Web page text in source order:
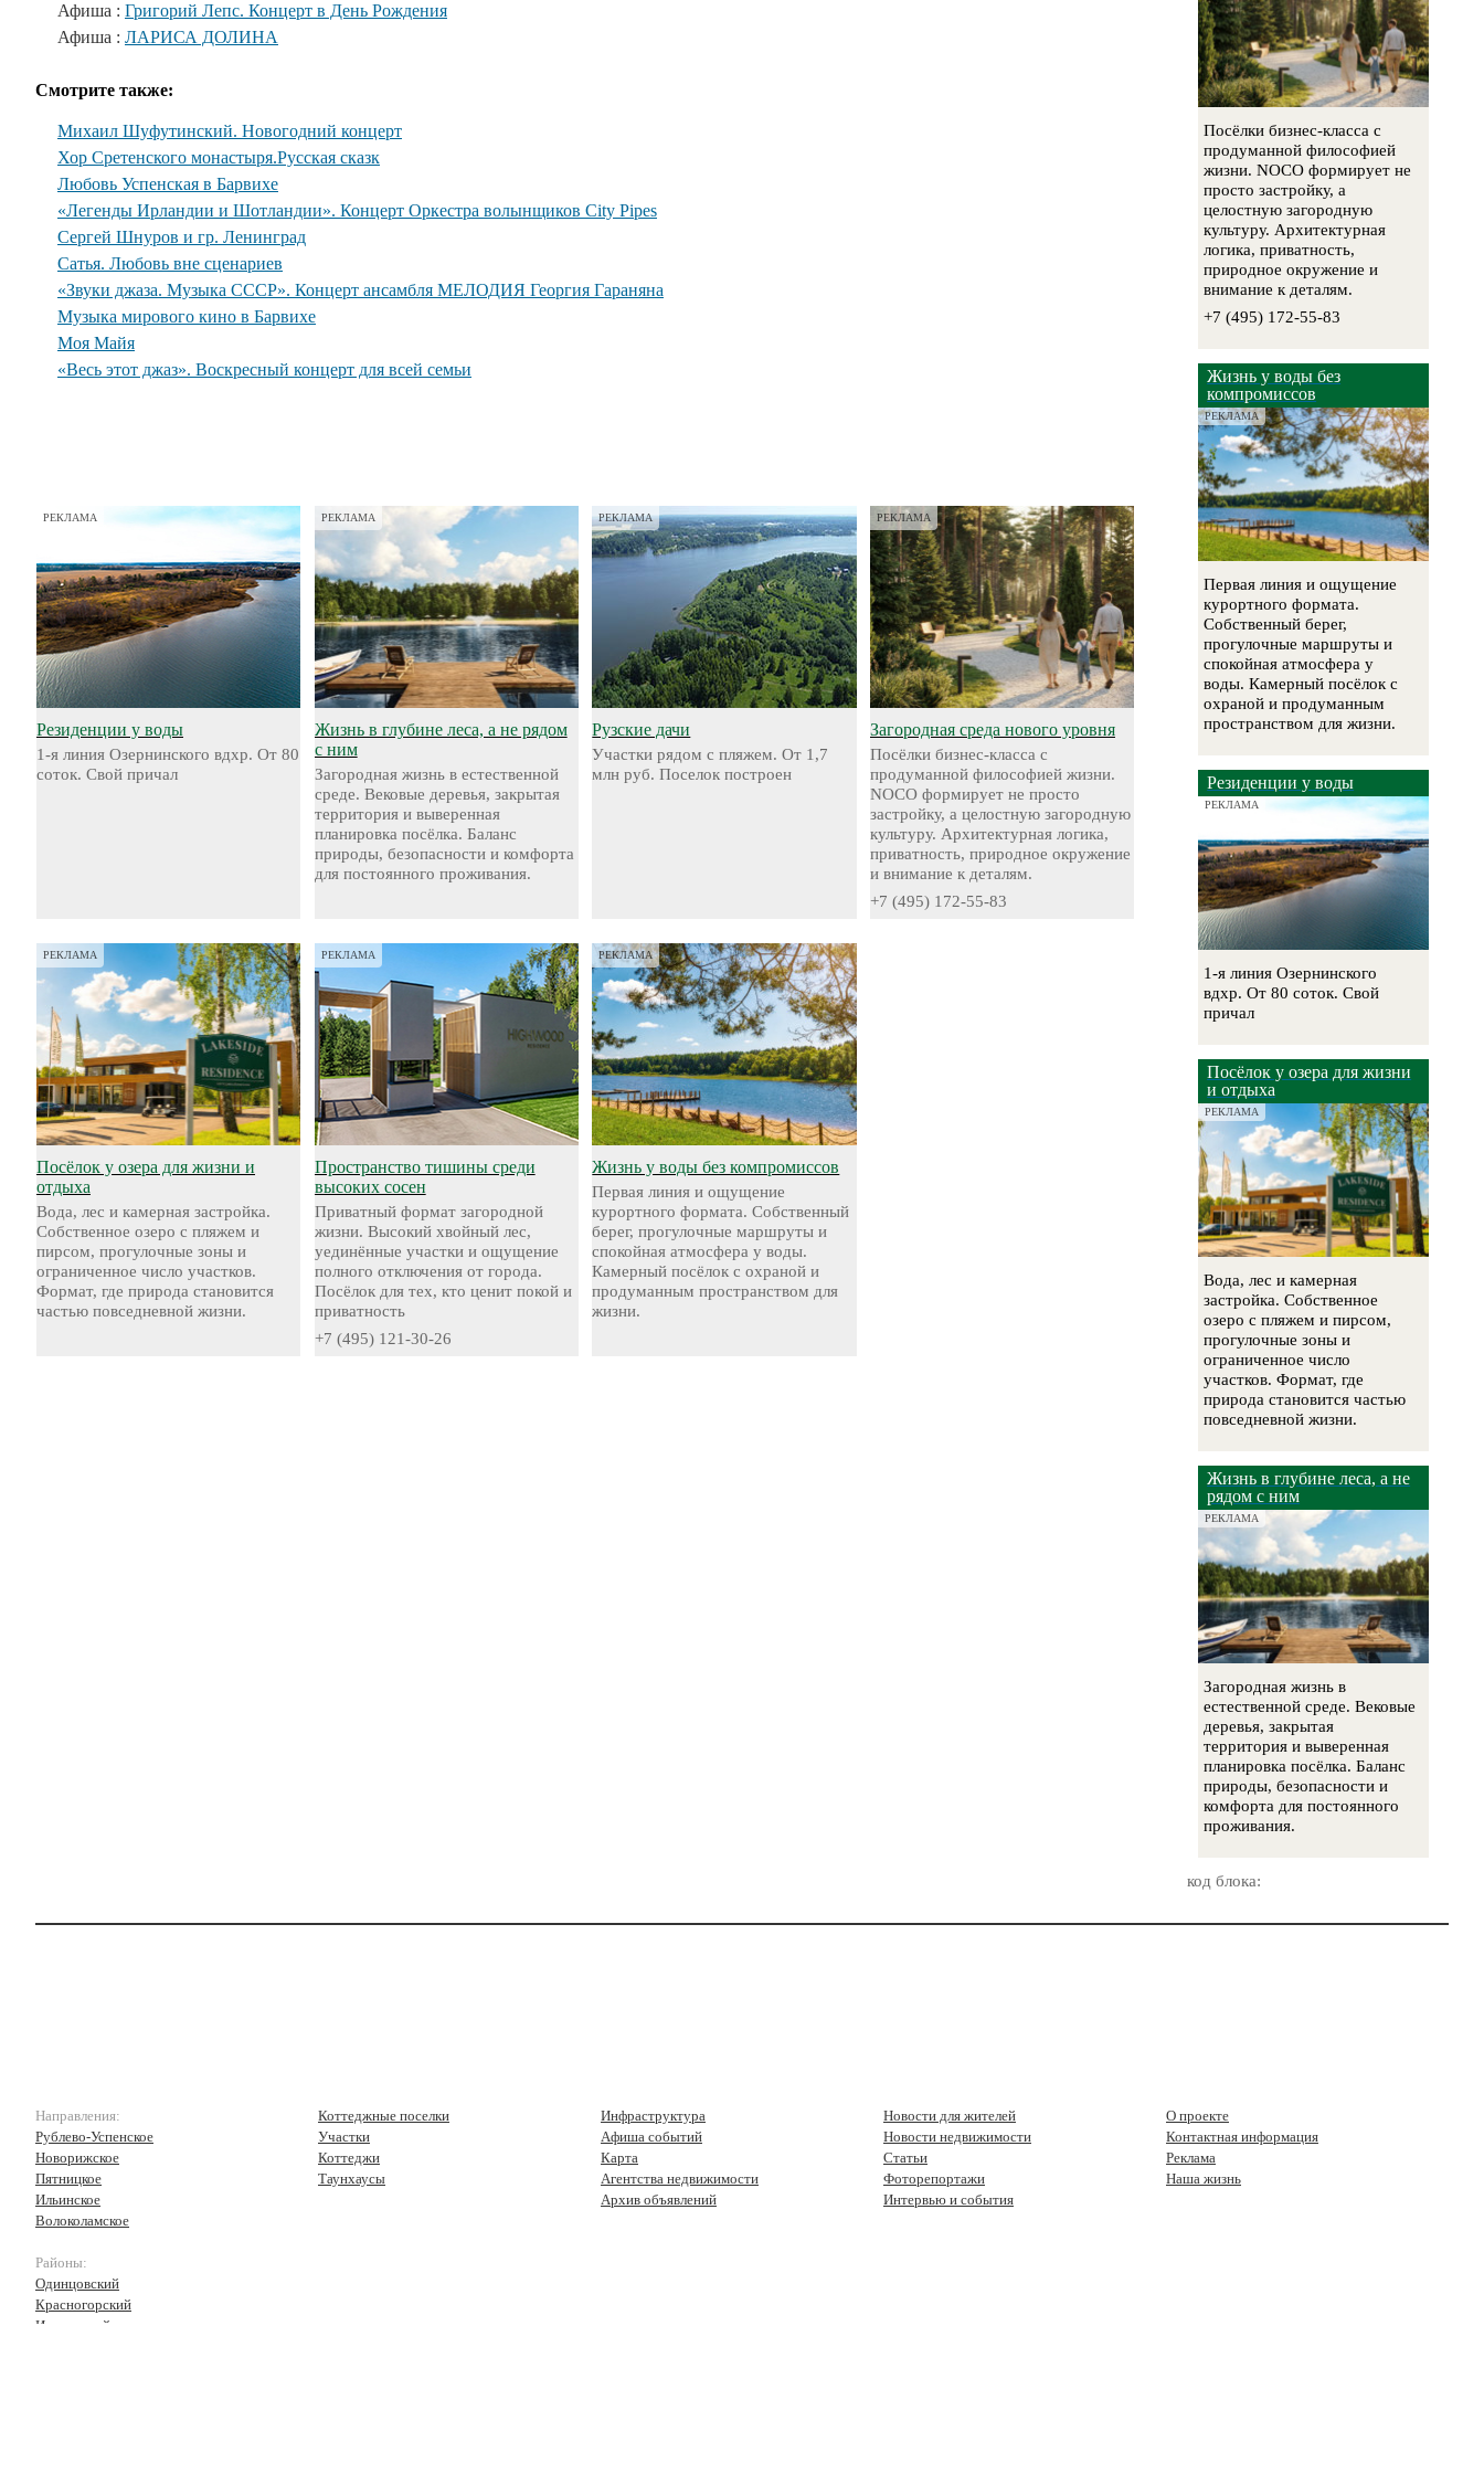
Афиша : Григорий Лепс. Концерт в День Рождения
Афиша : ЛАРИСА ДОЛИНА
Смотрите также:
Михаил Шуфутинский. Новогодний концерт
Хор Сретенского монастыря.Русская сказк
Любовь Успенская в Барвихе
«Легенды Ирландии и Шотландии». Концерт Оркестра волынщиков City Pipes
Сергей Шнуров и гр. Ленинград
Сатья. Любовь вне сценариев
«Звуки джаза. Музыка СССР». Концерт ансамбля МЕЛОДИЯ Георгия Гараняна
Музыка мирового кино в Барвихе
Моя Майя
«Весь этот джаз». Воскресный концерт для всей семьи
РЕКЛАМА
Резиденции у воды
1-я линия Озернинского вдхр. От 80
соток. Свой причал
РЕКЛАМА
Жизнь в глубине леса, а не рядом
с ним
Загородная жизнь в естественной
среде. Вековые деревья, закрытая
территория и выверенная
планировка посёлка. Баланс
природы, безопасности и комфорта
для постоянного проживания.
РЕКЛАМА
Рузские дачи
Участки рядом с пляжем. От 1,7
млн руб. Поселок построен
РЕКЛАМА
Загородная среда нового уровня
Посёлки бизнес-класса с
продуманной философией жизни.
NOCO формирует не просто
застройку, а целостную загородную
культуру. Архитектурная логика,
приватность, природное окружение
и внимание к деталям.
+7 (495) 172-55-83
РЕКЛАМА
Посёлок у озера для жизни и
отдыха
Вода, лес и камерная застройка.
Собственное озеро с пляжем и
пирсом, прогулочные зоны и
ограниченное число участков.
Формат, где природа становится
частью повседневной жизни.
РЕКЛАМА
Пространство тишины среди
высоких сосен
Приватный формат загородной
жизни. Высокий хвойный лес,
уединённые участки и ощущение
полного отключения от города.
Посёлок для тех, кто ценит покой и
приватность
+7 (495) 121-30-26
РЕКЛАМА
Жизнь у воды без компромиссов
Первая линия и ощущение
курортного формата. Собственный
берег, прогулочные маршруты и
спокойная атмосфера у воды.
Камерный посёлок с охраной и
продуманным пространством для
жизни.
Посёлки бизнес-класса с
продуманной философией
жизни. NOCO формирует не
просто застройку, а
целостную загородную
культуру. Архитектурная
логика, приватность,
природное окружение и
внимание к деталям.
+7 (495) 172-55-83
Жизнь у воды без
компромиссов
РЕКЛАМА
Первая линия и ощущение
курортного формата.
Собственный берег,
прогулочные маршруты и
спокойная атмосфера у
воды. Камерный посёлок с
охраной и продуманным
пространством для жизни.
Резиденции у воды
РЕКЛАМА
1-я линия Озернинского
вдхр. От 80 соток. Свой
причал
Посёлок у озера для жизни
и отдыха
РЕКЛАМА
Вода, лес и камерная
застройка. Собственное
озеро с пляжем и пирсом,
прогулочные зоны и
ограниченное число
участков. Формат, где
природа становится частью
повседневной жизни.
Жизнь в глубине леса, а не
рядом с ним
РЕКЛАМА
Загородная жизнь в
естественной среде. Вековые
деревья, закрытая
территория и выверенная
планировка посёлка. Баланс
природы, безопасности и
комфорта для постоянного
проживания.
код блока:
Направления:
Рублево-Успенское
Новорижское
Пятницкое
Ильинское
Волоколамское
Районы:
Одинцовский
Красногорский
Истринский
Коттеджные поселки
Участки
Коттеджи
Таунхаусы
Инфраструктура
Афиша событий
Карта
Агентства недвижимости
Архив объявлений
Новости для жителей
Новости недвижимости
Статьи
Фоторепортажи
Интервью и события
О проекте
Контактная информация
Реклама
Наша жизнь